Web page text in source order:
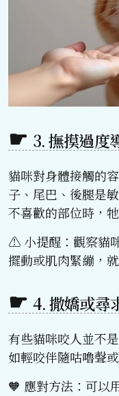
3. 撫摸過度
貓咪對身體接觸的
子、尾巴、後腿是
不喜歡的部位時，
⚠️ 小提醒：觀察貓
擺動或肌肉緊繃，
4. 撒嬌或尋
有些貓咪咬人並不
如輕咬伴隨咕嚕聲
🧡 應對方法：可以